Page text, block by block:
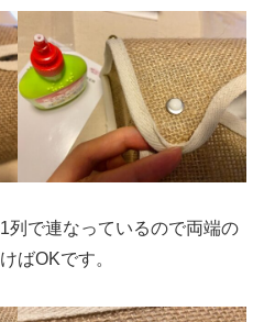
で連なっているので両端の
ばOKです。